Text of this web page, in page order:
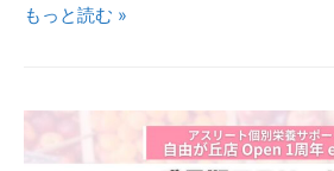
㎏
子
身
重
もっと読む »